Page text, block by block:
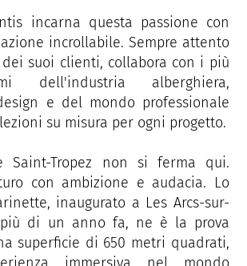
incarna questa passione con
incrollabile. Sempre attento
suoi clienti, collabora con i più
dell'industria alberghiera,
e del mondo professionale
su misura per ogni progetto.
Saint-Tropez non si ferma qui.
con ambizione e audacia. Lo
inaugurato a Les Arcs-sur-
più di un anno fa, ne è la prova
superficie di 650 metri quadrati,